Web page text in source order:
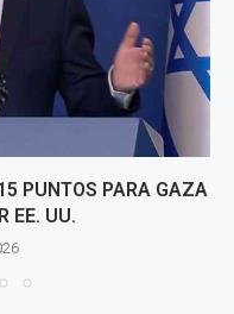
PUNTOS PARA GAZA
EE. UU.